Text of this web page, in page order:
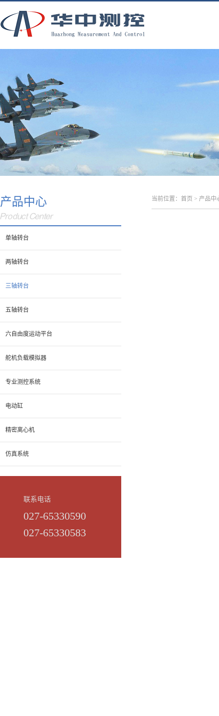
产品中心
Product Center
单轴转台
两轴转台
三轴转台
五轴转台
六自由度运动平台
舵机负载模拟器
专业测控系统
电动缸
精密离心机
仿真系统
联系电话
027-65330590
027-65330583
当前位置： 首页 > 产品中